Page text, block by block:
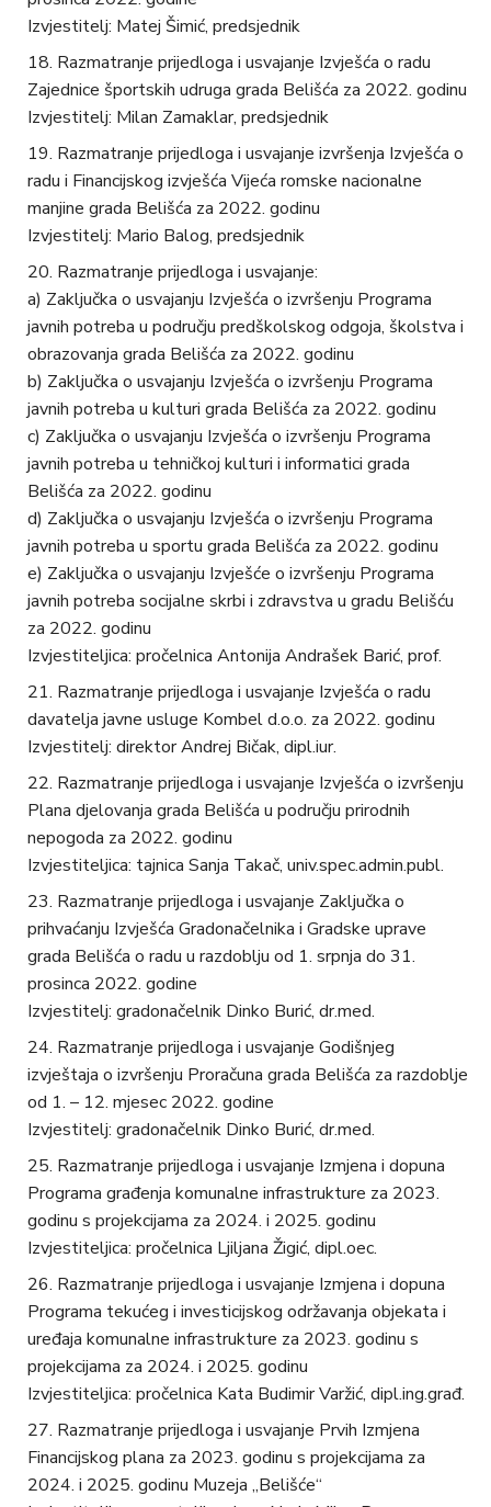
Izvjestitelj: Matej Šimić, predsjednik
Razmatranje prijedloga i usvajanje Izvješća o radu
Zajednice športskih udruga grada Belišća za 2022. godinu
Izvjestitelj: Milan Zamaklar, predsjednik
Razmatranje prijedloga i usvajanje izvršenja Izvješća o
radu i Financijskog izvješća Vijeća romske nacionalne
manjine grada Belišća za 2022. godinu
Izvjestitelj: Mario Balog, predsjednik
Razmatranje prijedloga i usvajanje:
a) Zaključka o usvajanju Izvješća o izvršenju Programa
javnih potreba u području predškolskog odgoja, školstva i
obrazovanja grada Belišća za 2022. godinu
b) Zaključka o usvajanju Izvješća o izvršenju Programa
javnih potreba u kulturi grada Belišća za 2022. godinu
c) Zaključka o usvajanju Izvješća o izvršenju Programa
javnih potreba u tehničkoj kulturi i informatici grada
Belišća za 2022. godinu
d) Zaključka o usvajanju Izvješća o izvršenju Programa
javnih potreba u sportu grada Belišća za 2022. godinu
e) Zaključka o usvajanju Izvješće o izvršenju Programa
javnih potreba socijalne skrbi i zdravstva u gradu Belišću
za 2022. godinu
Izvjestiteljica: pročelnica Antonija Andrašek Barić, prof.
Razmatranje prijedloga i usvajanje Izvješća o radu
davatelja javne usluge Kombel d.o.o. za 2022. godinu
Izvjestitelj: direktor Andrej Bičak, dipl.iur.
Razmatranje prijedloga i usvajanje Izvješća o izvršenju
Plana djelovanja grada Belišća u području prirodnih
nepogoda za 2022. godinu
Izvjestiteljica: tajnica Sanja Takač, univ.spec.admin.publ.
Razmatranje prijedloga i usvajanje Zaključka o
prihvaćanju Izvješća Gradonačelnika i Gradske uprave
grada Belišća o radu u razdoblju od 1. srpnja do 31.
prosinca 2022. godine
Izvjestitelj: gradonačelnik Dinko Burić, dr.med.
Razmatranje prijedloga i usvajanje Godišnjeg
izvještaja o izvršenju Proračuna grada Belišća za razdoblje
od 1. – 12. mjesec 2022. godine
Izvjestitelj: gradonačelnik Dinko Burić, dr.med.
Razmatranje prijedloga i usvajanje Izmjena i dopuna
Programa građenja komunalne infrastrukture za 2023.
godinu s projekcijama za 2024. i 2025. godinu
Izvjestiteljica: pročelnica Ljiljana Žigić, dipl.oec.
Razmatranje prijedloga i usvajanje Izmjena i dopuna
Programa tekućeg i investicijskog održavanja objekata i
uređaja komunalne infrastrukture za 2023. godinu s
projekcijama za 2024. i 2025. godinu
Izvjestiteljica: pročelnica Kata Budimir Varžić, dipl.ing.građ.
Razmatranje prijedloga i usvajanje Prvih Izmjena
Financijskog plana za 2023. godinu s projekcijama za
2024. i 2025. godinu Muzeja „Belišće“